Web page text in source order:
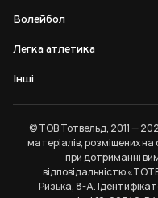
Волейбол
Легка атлетика
Інші
© ТОВ Тотвельд, 2011 —
матеріалів, розміщених
при дотриманні
відповідальністю
Ризька, 8-А.